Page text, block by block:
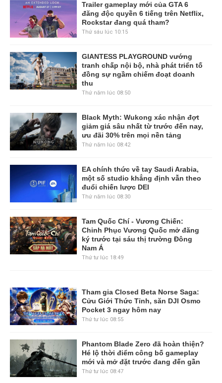
Trailer gameplay mới của GTA 6
đăng độc quyền 6 tiếng trên Netflix,
Rockstar đang quá tham?
Thứ sáu lúc 10:15
GIANTESS PLAYGROUND vướng
tranh chấp nội bộ, nhà phát triển tố
đồng sự ngầm chiếm đoạt doanh
thu
Thứ năm lúc 08:50
Black Myth: Wukong xác nhận đợt
giảm giá sâu nhất từ trước đến nay,
ưu đãi 30% trên mọi nền tảng
Thứ năm lúc 08:42
EA chính thức về tay Saudi Arabia,
một số studio khẳng định vẫn theo
đuổi chiến lược DEI
Thứ năm lúc 08:30
Tam Quốc Chí - Vương Chiến:
Chinh Phục Vương Quốc mở đăng
ký trước tại sáu thị trường Đông
Nam Á
Thứ tư lúc 18:49
Tham gia Closed Beta Norse Saga:
Cửu Giới Thức Tỉnh, săn DJI Osmo
Pocket 3 ngay hôm nay
Thứ tư lúc 08:55
Phantom Blade Zero đã hoàn thiện?
Hé lộ thời điểm công bố gameplay
mới và mở đặt trước đang đến gần
Thứ tư lúc 08:47